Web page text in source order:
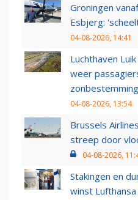
Groningen
Esbjerg:
04-08-2026, 14:41
Luchthaven
weer
04-08-2026, 13:54
Brussels
streep door
04-08-2026,
Stakingen en
winst